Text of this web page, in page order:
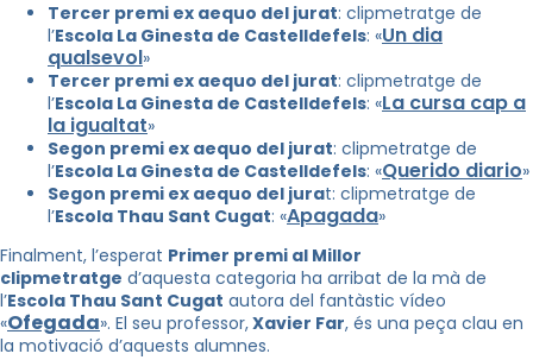
Tercer premi ex aequo del jurat: clipmetratge de
l’Escola La Ginesta de Castelldefels: «Un dia
qualsevol»
Tercer premi ex aequo del jurat: clipmetratge de
l’Escola La Ginesta de Castelldefels: «La cursa cap a
la igualtat»
Segon premi ex aequo del jurat: clipmetratge de
l’Escola La Ginesta de Castelldefels: «Querido diario»
Segon premi ex aequo del jurat: clipmetratge de
l’Escola Thau Sant Cugat: «Apagada»
Finalment, l’esperat Primer premi al Millor
clipmetratge d’aquesta categoria ha arribat de la mà de
l’Escola Thau Sant Cugat autora del fantàstic vídeo
«Ofegada». El seu professor,Xavier Far, és una peça clau en
la motivació d’aquests alumnes.